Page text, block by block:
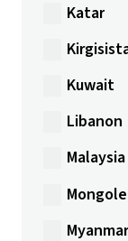
Katar
Kuwait
Libanon
Malaysia